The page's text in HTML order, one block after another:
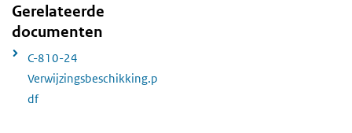
Gerelateerde
documenten
C-810-24
Verwijzingsbeschikking.p
df